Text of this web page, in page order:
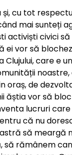
și, cu tot
mai sunteți
activiști civici
ei vor să
Clujului, care e
oraș, de
ăștia vor să
lucruri care
că nu
să meargă
să rămânem